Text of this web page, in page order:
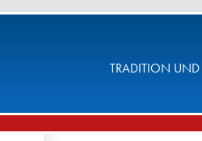
TRADITION UND